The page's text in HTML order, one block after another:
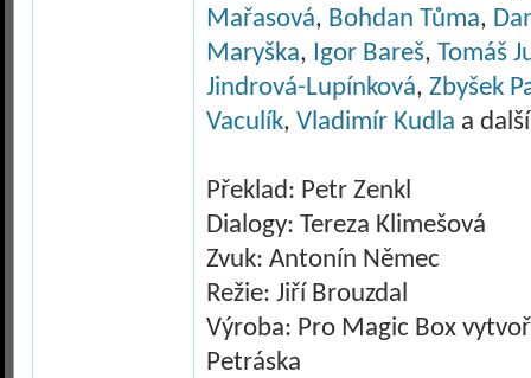
Mařasová, Bohdan Tůma,
Maryška, Igor Bareš, Tomáš
Jindrová-Lupínková, Zbyšek
Vaculík, Vladimír Kudla a
Překlad: Petr Zenkl
Dialogy: Tereza Klimešová
Zvuk: Antonín Němec
Režie: Jiří Brouzdal
Výroba: Pro Magic Box
Petráska